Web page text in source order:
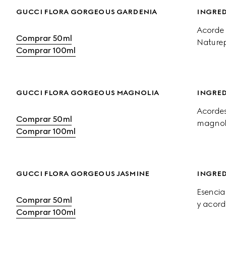
GUCCI FLORA GORGEOUS GARDENIA
Comprar 50ml
Comprar 100ml
GUCCI FLORA GORGEOUS MAGNOLIA
Comprar 50ml
Comprar 100ml
GUCCI FLORA GORGEOUS JASMINE
Comprar 50ml
Comprar 100ml
y